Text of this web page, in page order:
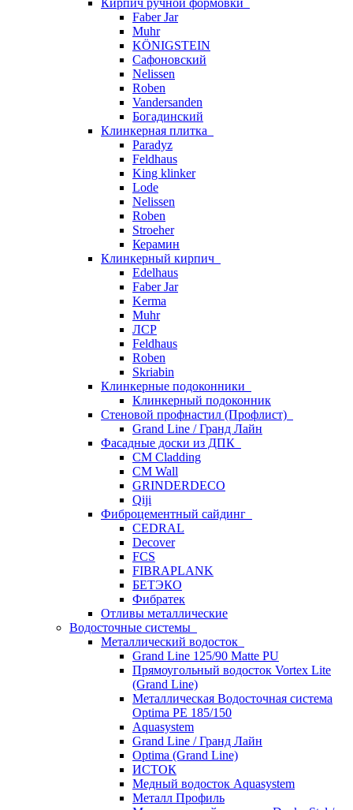
Кирпич ручной формовки
Faber Jar
Muhr
KÖNIGSTEIN
Сафоновский
Nelissen
Roben
Vandersanden
Богадинский
Клинкерная плитка
Paradyz
Feldhaus
King klinker
Lode
Nelissen
Roben
Stroeher
Керамин
Клинкерный кирпич
Edelhaus
Faber Jar
Kerma
Muhr
ЛСР
Feldhaus
Roben
Skriabin
Клинкерные подоконники
Клинкерный подоконник
Стеновой профнастил (Профлист)
Grand Line / Гранд Лайн
Фасадные доски из ДПК
CM Cladding
CM Wall
GRINDERDECO
Qiji
Фиброцементный сайдинг
CEDRAL
Decover
FCS
FIBRAPLANK
БЕТЭКО
Фибратек
Отливы металлические
Водосточные системы
Металлический водосток
Grand Line 125/90 Matte PU
Прямоугольный водосток Vortex Lite
(Grand Line)
Металлическая Водосточная система
Optima PE 185/150
Aquasystem
Grand Line / Гранд Лайн
Optima (Grand Line)
ИСТОК
Медный водосток Aquasystem
Металл Профиль